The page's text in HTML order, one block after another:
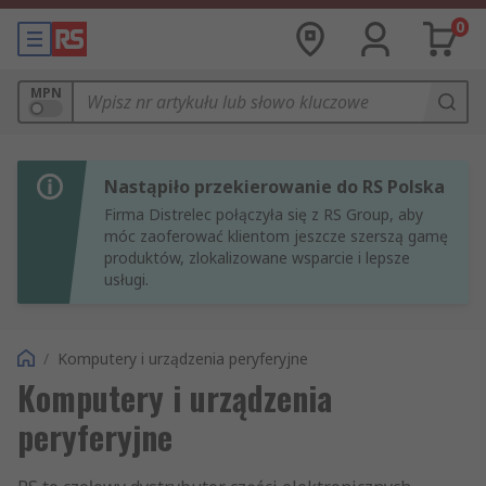
0
MPN
Nastąpiło przekierowanie do RS Polska
Firma Distrelec połączyła się z RS Group, aby
móc zaoferować klientom jeszcze szerszą gamę
produktów, zlokalizowane wsparcie i lepsze
usługi.
/ Komputery i urządzenia peryferyjne
Komputery i urządzenia
peryferyjne